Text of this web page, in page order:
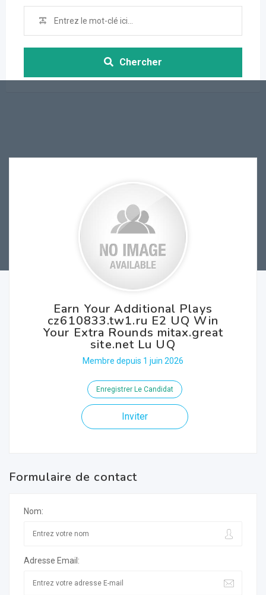
Chercher
Earn Your Additional Plays
cz610833.tw1.ru E2 UQ Win
Your Extra Rounds mitax.great
site.net Lu UQ
Membre depuis 1 juin 2026
Enregistrer Le Candidat
Inviter
Formulaire de contact
Nom:
Adresse Email: